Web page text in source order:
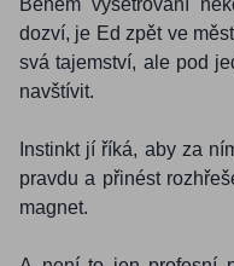
Během vyšetřování
dozví, je Ed zpět ve
svá tajemství, ale pod
navštívit.
Instinkt jí říká, aby za
pravdu a přinést
magnet.